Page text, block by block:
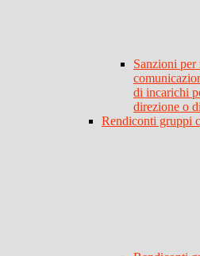
Sanzioni per
di incarichi
direzione o
Rendiconti gruppi